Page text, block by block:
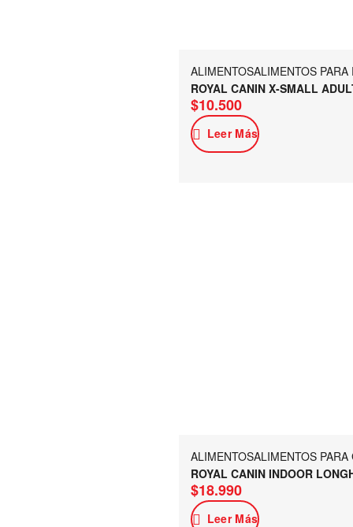
ALIMENTOSALIMENTOS PARA
ROYAL CANIN X-SMALL
$10.500
Leer Más
ALIMENTOSALIMENTOS PARA
ROYAL CANIN INDOOR
$18.990
Leer Más